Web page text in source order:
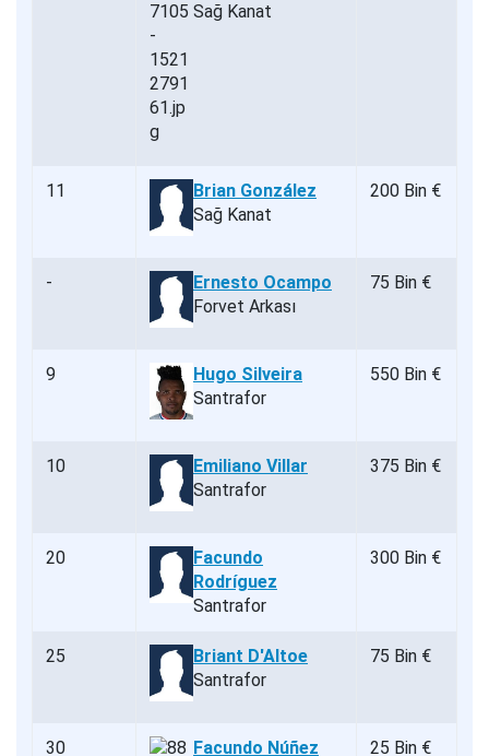
Sağ Kanat
11
Brian González
Sağ Kanat
200 Bin €
-
Ernesto Ocampo
Forvet Arkası
75 Bin €
9
Hugo Silveira
Santrafor
550 Bin €
10
Emiliano Villar
Santrafor
375 Bin €
20
Facundo
Rodríguez
Santrafor
300 Bin €
25
Briant D'Altoe
Santrafor
75 Bin €
30
Facundo Núñez
25 Bin €